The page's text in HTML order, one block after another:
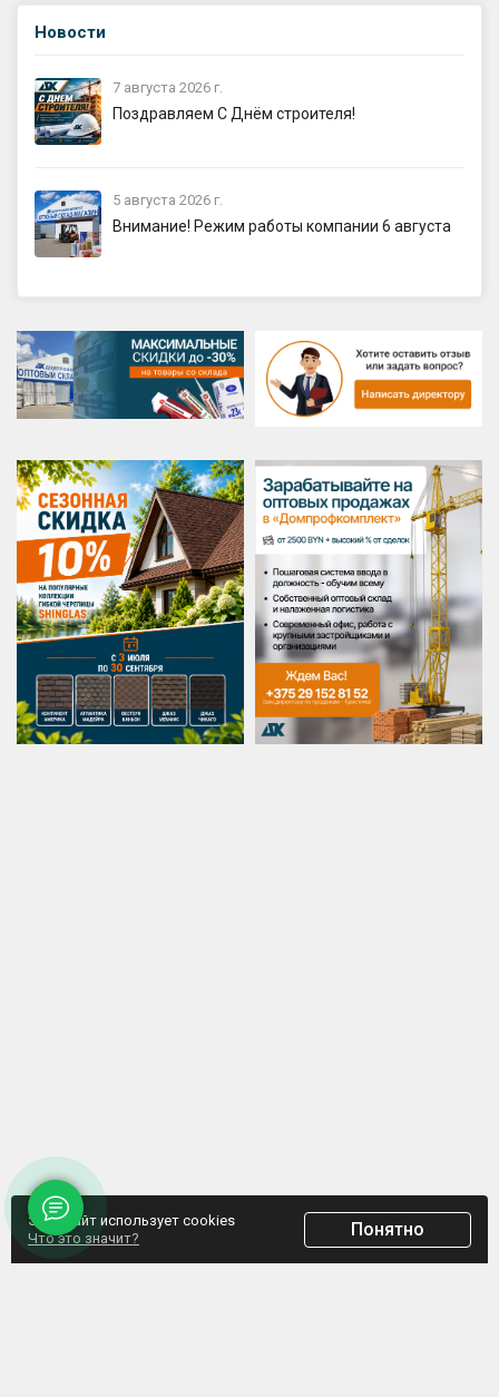
Новости
7 августа 2026 г.
Поздравляем С Днём строителя!
5 августа 2026 г.
Внимание! Режим работы компании 6 августа
Этот сайт использует cookies
Что это значит?
Понятно